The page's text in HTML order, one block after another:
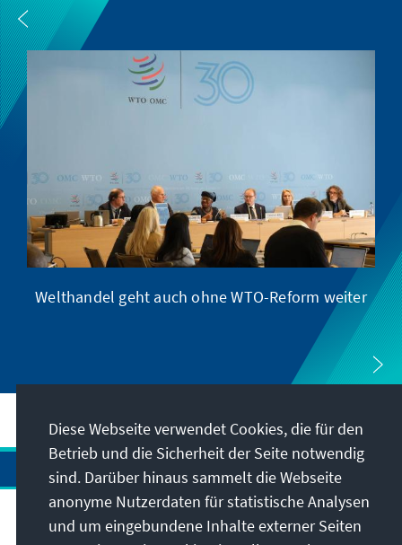
Welthandel geht auch ohne WTO-Reform weiter
Anschrift
Diese Webseite verwendet Cookies, die für den
Betrieb und die Sicherheit der Seite notwendig
sind. Darüber hinaus sammelt die Webseite
anonyme Nutzerdaten für statistische Analysen
und um eingebundene Inhalte externer Seiten